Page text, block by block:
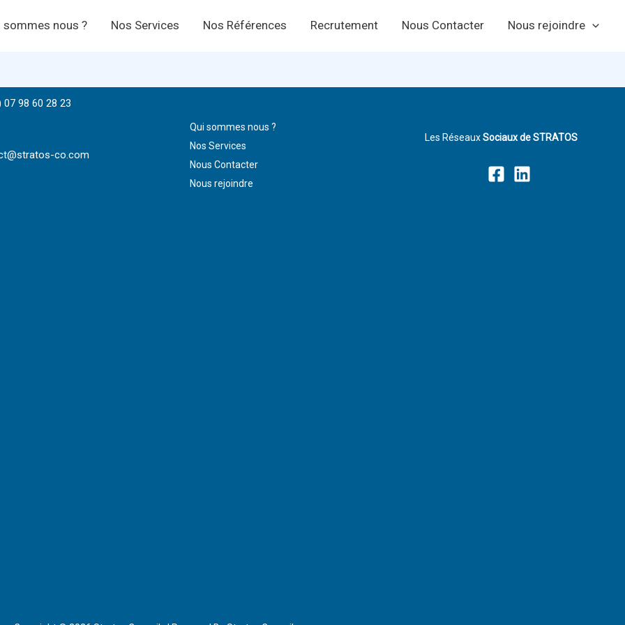
sommes nous ? Nos Services Nos Références Recrutement Nous Contacter Nous rejoindre
07 98 60 28 23
co.com
Qui sommes nous ?
Nos Services
Nous Contacter
Nous rejoindre
Les RéseauxSociaux de STRATOS